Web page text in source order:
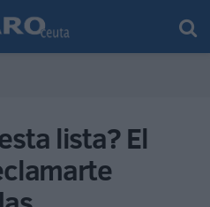
lista? El